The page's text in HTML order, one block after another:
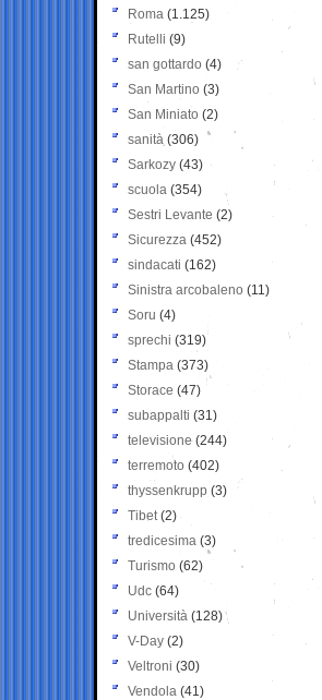
Roma (1.125)
Rutelli (9)
san gottardo (4)
San Martino (3)
San Miniato (2)
sanità (306)
Sarkozy (43)
scuola (354)
Sestri Levante (2)
Sicurezza (452)
sindacati (162)
Sinistra arcobaleno (11)
Soru (4)
sprechi (319)
Stampa (373)
Storace (47)
subappalti (31)
televisione(244)
terremoto (402)
thyssenkrupp (3)
Tibet(2)
tredicesima (3)
Turismo (62)
Udc (64)
Università (128)
V-Day (2)
Veltroni (30)
Vendola (41)